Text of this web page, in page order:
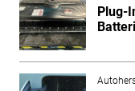
Plug-